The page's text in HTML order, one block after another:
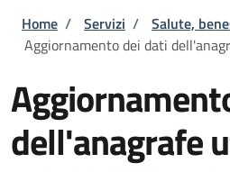
Briciole di pane
Home / Servizi / Salute,
Aggiornamento dei dati
dell'anagrafe